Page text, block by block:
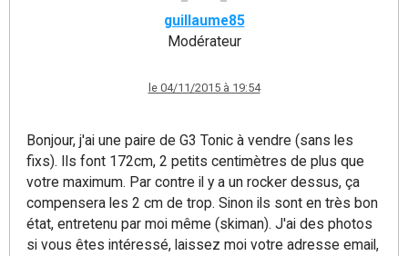
guillaume85
Modérateur
le 04/11/2015 à 19:54
Bonjour, j'ai une paire de G3 Tonic à vendre (sans les
fixs). Ils font 172cm, 2 petits centimètres de plus que
votre maximum. Par contre il y a un rocker dessus, ça
compensera les 2 cm de trop. Sinon ils sont en très bon
état, entretenu par moi même (skiman). J'ai des photos
si vous êtes intéressé, laissez moi votre adresse email,